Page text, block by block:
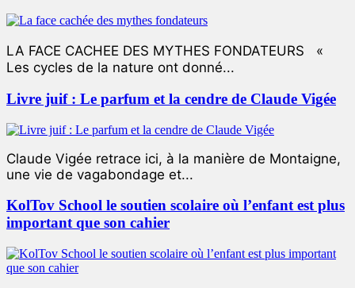
LA FACE CACHEE DES MYTHES FONDATEURS «
Les cycles de la nature ont donné...
Livre juif : Le parfum et la cendre de Claude Vigée
Claude Vigée retrace ici, à la manière de Montaigne,
une vie de vagabondage et...
KolTov School le soutien scolaire où l’enfant est plus
important que son cahier